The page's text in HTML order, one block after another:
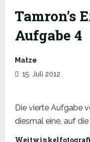
Tamron’s
Aufgabe 4
Matze
15. Juli 2012
Die vierte Aufgabe
diesmal eine, auf